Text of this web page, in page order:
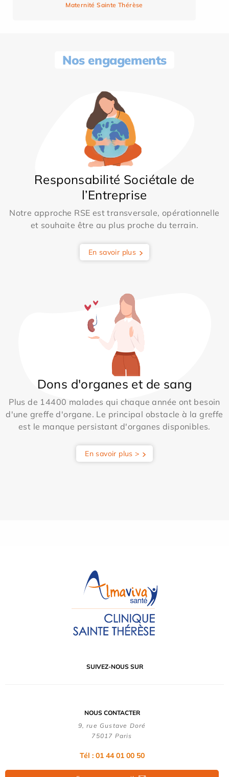
Maternité Sainte Thérèse
Nos engagements
Responsabilité Sociétale de
l’Entreprise
Notre approche RSE est transversale, opérationnelle
et souhaite être au plus proche du terrain.
En savoir plus
Dons d'organes et de sang
Plus de 14400 malades qui chaque année ont besoin
d'une greffe d'organe. Le principal obstacle à la greffe
est le manque persistant d'organes disponibles.
En savoir plus >
SUIVEZ-NOUS SUR
NOUS CONTACTER
9, rue Gustave Doré
75017 Paris
Tél : 01 44 01 00 50